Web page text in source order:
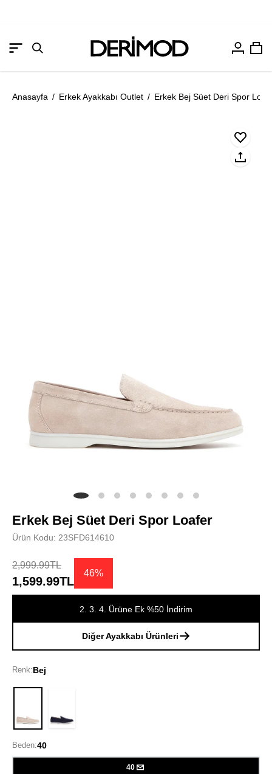
GezinmeArama
Hesabım
Anasayfa / Erkek Ayakkabı Outlet / Erkek Bej Süet Deri Spor
Erkek Bej Süet Deri Spor Loafer
Ürün Kodu: 23SFD614610
2,999.99TL
1,599.99TL
46%
2. 3. 4. Ürüne Ek %50 İndirim
Diğer Ayakkabı Ürünleri
Renk:Bej
Bej
Beden:40
40